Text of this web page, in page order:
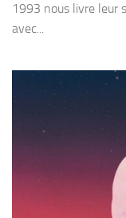
1993 nous livre leur
avec...